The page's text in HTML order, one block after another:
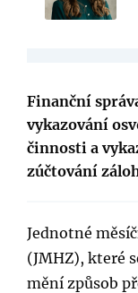
Finanční
vykazování
činnosti a
zúčtování
Jednotné
(JMHZ), které
mění způsob